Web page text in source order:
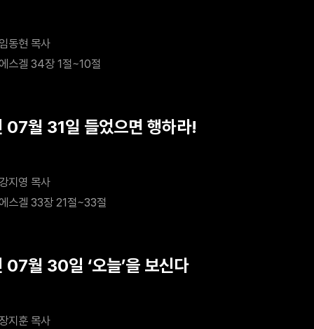
동현 목사
스겔 34장 1절~10절
월 31일 들었으면 행하라!
지영 목사
스겔 33장 21절~33절
월 30일 ‘오늘’을 보신다
지훈 목사